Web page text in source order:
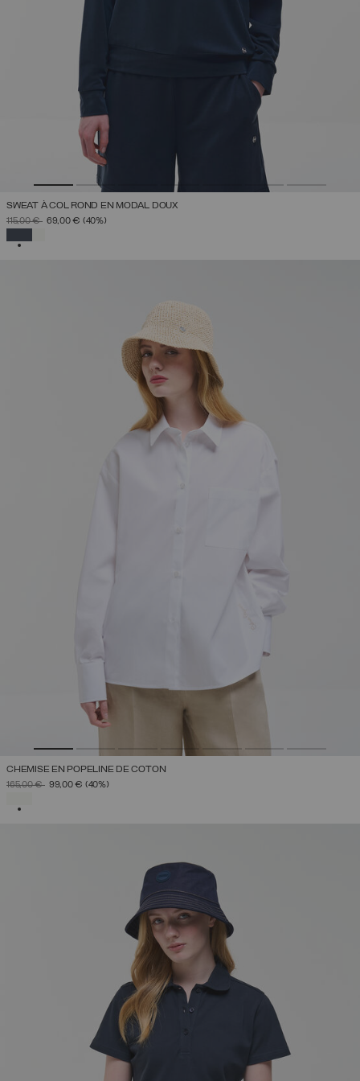
SWEAT À COL ROND EN MODAL DOUX
PRIX RÉDUIT DE
115,00 €À69,00 € (40%)
CHEMISE EN POPELINE DE COTON
PRIX RÉDUIT DE
165,00 €À99,00 € (40%)